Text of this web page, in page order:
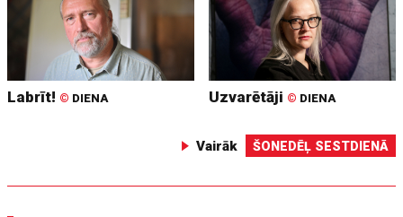
Labrīt! © DIENA Uzvarētāji © DIENA
Vairāk ŠONEDĒĻ SESTDIENĀ